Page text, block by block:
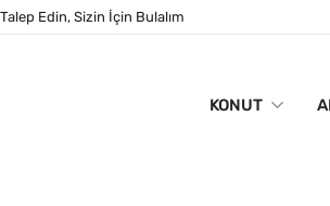
Talep Edin, Sizin İçin Bulalım
KONUT